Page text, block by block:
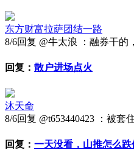
东方财富拉萨团结一路
8/6回复 @牛太浪 ：融券干的
回复： 散户进场点火
沐天命
8/6回复 @t653440423 ：被
回复： 一天没看，山推怎么跌